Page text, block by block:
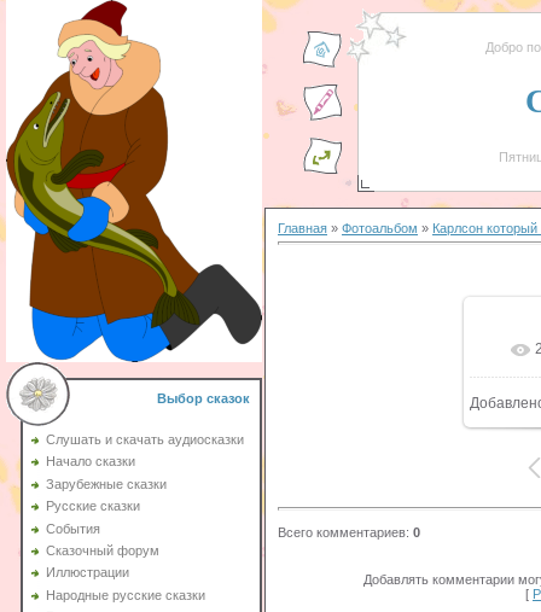
Выбор сказок
Слушать и скачать аудиосказки
Начало сказки
Зарубежные сказки
Русские сказки
События
Сказочный форум
Иллюстрации
Народные русские сказки
Добро
Главная » Фотоальбом » Карлсон
Всего комментариев: 0
Добавлять комментарии
[